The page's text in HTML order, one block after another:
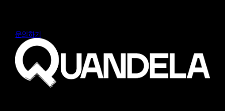
문의하기